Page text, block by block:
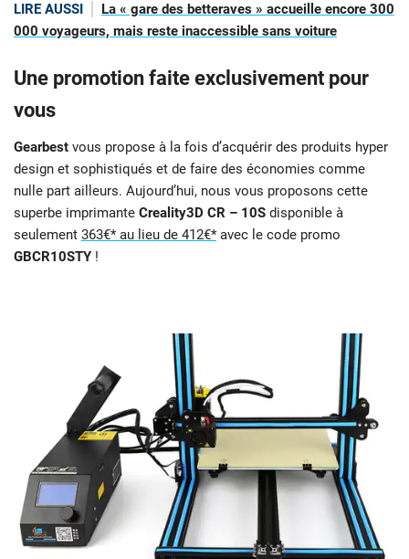
LIRE AUSSI
La « gare des betteraves » accueille encore 300
000 voyageurs, mais reste inaccessible sans voiture
Une promotion faite exclusivement pour
vous
Gearbest vous propose à la fois d’acquérir des produits hyper
design et sophistiqués et de faire des économies comme
nulle part ailleurs. Aujourd’hui, nous vous proposons cette
superbe imprimante Creality3D CR – 10S disponible à
seulement 363€* au lieu de 412€*avec le code promo
GBCR10STY !